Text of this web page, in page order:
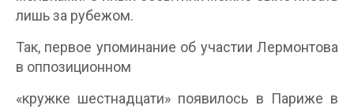
лишь за рубежом.
Так, первое упоминание об участии Лермонтова
в оппозиционном
«кружке шестнадцати» появилось в Париже в